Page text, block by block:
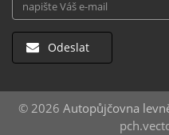
Odeslat
© 2026 Autopůjčovna